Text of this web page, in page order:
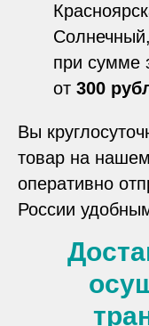
при сумме
от 300
Вы
товар на
оперативно
России